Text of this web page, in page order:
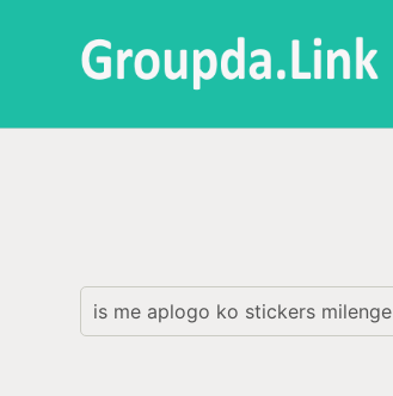
is me aplogo ko stickers milenge